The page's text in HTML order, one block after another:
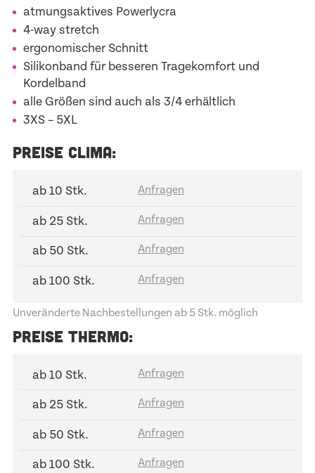
atmungsaktives Powerlycra
4-way stretch
ergonomischer Schnitt
Silikonband für besseren Tragekomfort und
Kordelband
alle Größen sind auch als 3/4 erhältlich
3XS – 5XL
PREISE CLIMA:
ab 10 Stk.
ab 25 Stk.
ab 50 Stk.
ab 100 Stk.
Unveränderte Nachbestellungen ab 5 Stk. möglich
PREISE THERMO:
ab 10 Stk.
ab 25 Stk.
ab 50 Stk.
ab 100 Stk.